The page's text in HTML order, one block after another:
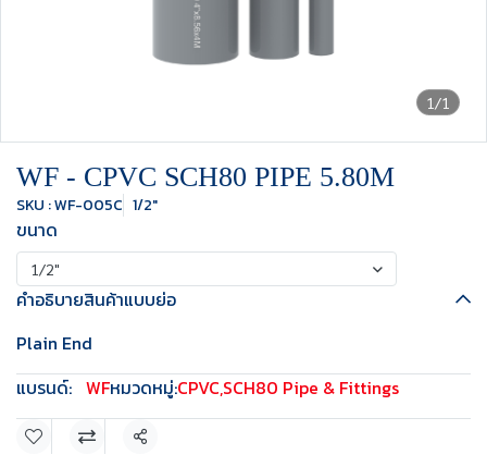
1/1
WF - CPVC SCH80 PIPE 5.80M
SKU : WF-005C 1/2"
ขนาด
1/2"
คำอธิบายสินค้าแบบย่อ
Plain End
แบรนด์: WFหมวดหมู่:CPVC,SCH80 Pipe & Fittings
แชร์